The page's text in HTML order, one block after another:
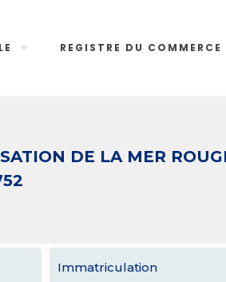
REGISTRE DU COMMERCE
DE LA MER
Immatriculation